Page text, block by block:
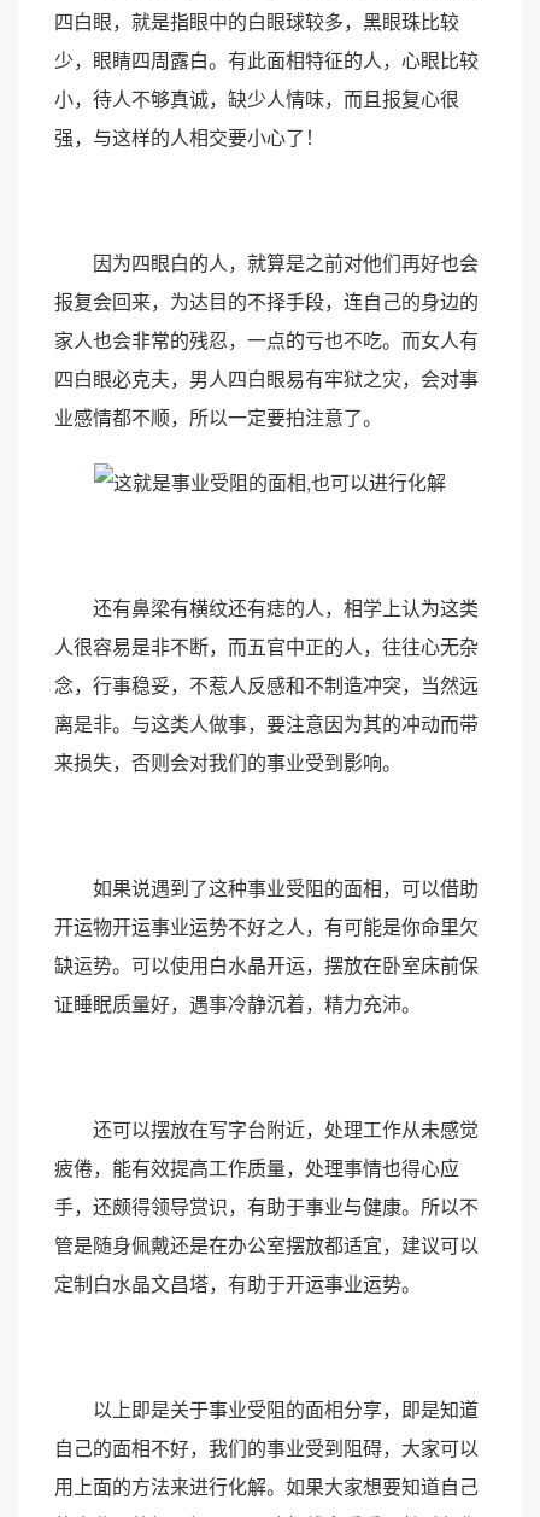
四白眼，就是指眼中的白眼球较多，黑眼珠比较
少，眼睛四周露白。有此面相特征的人，心眼比较
小，待人不够真诚，缺少人情味，而且报复心很
强，与这样的人相交要小心了！
因为四眼白的人，就算是之前对他们再好也会
报复会回来，为达目的不择手段，连自己的身边的
家人也会非常的残忍，一点的亏也不吃。而女人有
四白眼必克夫，男人四白眼易有牢狱之灾，会对事
业感情都不顺，所以一定要拍注意了。
还有鼻梁有横纹还有痣的人，相学上认为这类
人很容易是非不断，而五官中正的人，往往心无杂
念，行事稳妥，不惹人反感和不制造冲突，当然远
离是非。与这类人做事，要注意因为其的冲动而带
来损失，否则会对我们的事业受到影响。
如果说遇到了这种事业受阻的面相，可以借助
开运物开运事业运势不好之人，有可能是你命里欠
缺运势。可以使用白水晶开运，摆放在卧室床前保
证睡眠质量好，遇事冷静沉着，精力充沛。
还可以摆放在写字台附近，处理工作从未感觉
疲倦，能有效提高工作质量，处理事情也得心应
手，还颇得领导赏识，有助于事业与健康。所以不
管是随身佩戴还是在办公室摆放都适宜，建议可以
定制白水晶文昌塔，有助于开运事业运势。
以上即是关于事业受阻的面相分享，即是知道
自己的面相不好，我们的事业受到阻碍，大家可以
用上面的方法来进行化解。如果大家想要知道自己